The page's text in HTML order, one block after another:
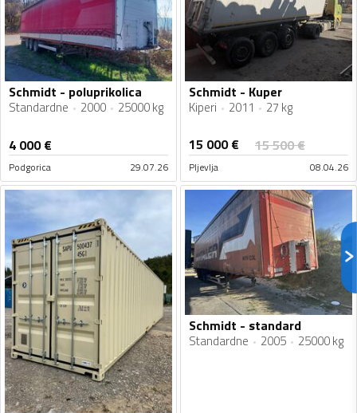
Schmidt - poluprikolica
Standardne 2000 25000 kg
4 000€
Podgorica 29.07.26
Schmidt - Kuper
Kiperi 2011 27 kg
15 000€ 15 500€
Pljevlja 08.04.26
Schmidt - standard
Standardne 2005 25000 kg